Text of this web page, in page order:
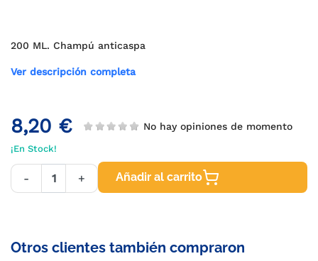
200 ML. Champú anticaspa
Ver descripción completa
8,20 € No hay opiniones de momento
¡En Stock!
- + Añadir al carrito
Otros clientes también compraron